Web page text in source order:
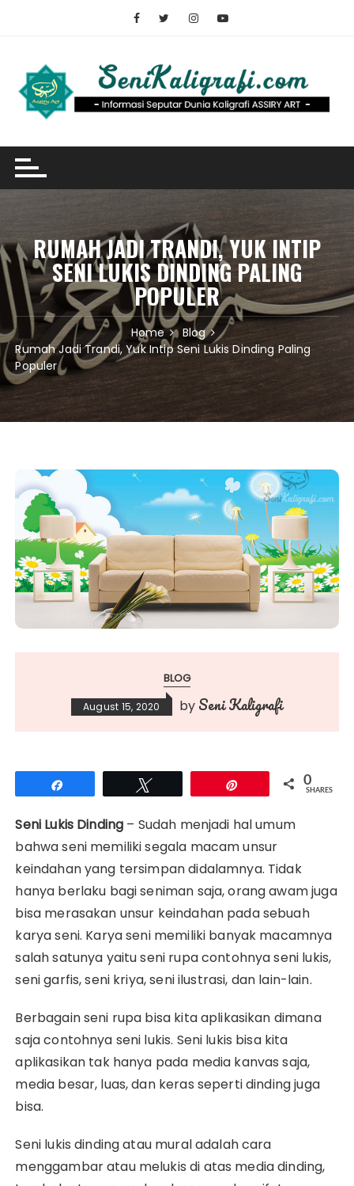
RUMAH JADI TRANDI, YUK INTIP
SENI LUKIS DINDING PALING
POPULER
Home
Blog
Rumah Jadi Trandi, Yuk Intip Seni Lukis Dinding Paling
Populer
BLOG
August 15, 2020 by Seni Kaligrafi
0
SHARES
Seni Lukis Dinding – Sudah menjadi hal umum
bahwa seni memiliki segala macam unsur
keindahan yang tersimpan didalamnya. Tidak
hanya berlaku bagi seniman saja, orang awam juga
bisa merasakan unsur keindahan pada sebuah
karya seni. Karya seni memiliki banyak macamnya
salah satunya yaitu seni rupa contohnya seni lukis,
seni garfis, seni kriya, seni ilustrasi, dan lain-lain.
Berbagain seni rupa bisa kita aplikasikan dimana
saja contohnya seni lukis. Seni lukis bisa kita
aplikasikan tak hanya pada media kanvas saja,
media besar, luas, dan keras seperti dinding juga
bisa.
Seni lukis dinding atau mural adalah cara
menggambar atau melukis di atas media dinding,